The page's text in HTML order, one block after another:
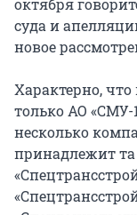
октября
суда и
новое
Характерно, что
только АО «СМУ-
несколько
принадлежит